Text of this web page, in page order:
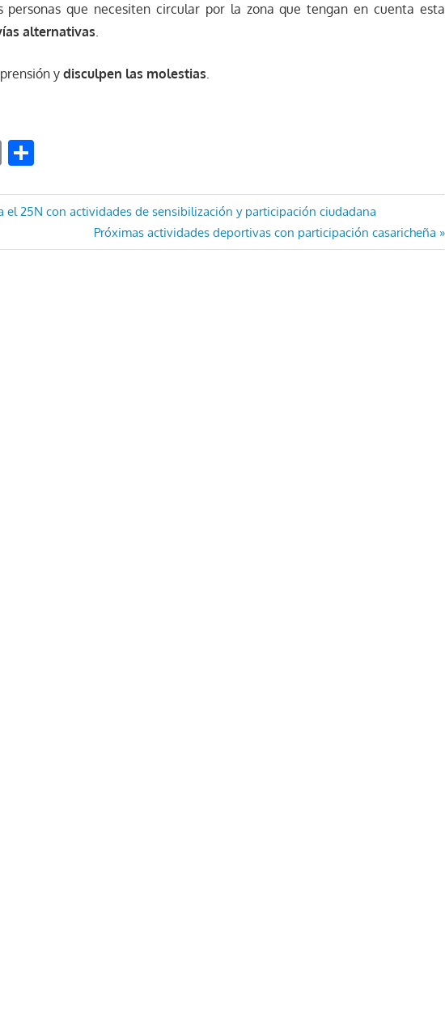
personas que necesiten circular por la zona que tengan en cuenta esta
alternativas.
ydisculpen las molestias.
Email
el 25N con actividades de sensibilización y participación ciudadana
Entrada
siguiente:
Próximas actividades deportivas con participación casaricheña